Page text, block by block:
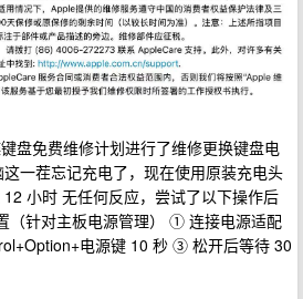
盘免费维修计划进行了维修更换键盘电
一茬忘记充电了，现在使用原装充电头
小时 无任何反应，尝试了以下操作后
（针对主板电源管理） ① 连接电源适配
电源键‌ 10 秒 ③ 松开后等待 30